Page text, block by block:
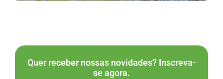
Quer receber nossas novidades? Inscreva-
se agora.